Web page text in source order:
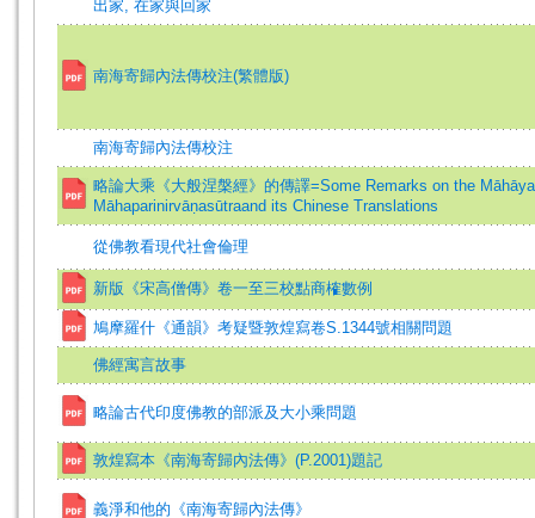
出家, 在家與回家
南海寄歸內法傳校注(繁體版)
南海寄歸內法傳校注
略論大乘《大般涅槃經》的傳譯=Some Remarks on the
Māhaparinirvāṇasūtraand its Chinese Translations
從佛教看現代社會倫理
新版《宋高僧傳》卷一至三校點商榷數例
鳩摩羅什《通韻》考疑暨敦煌寫卷S.1344號相關問題
佛經寓言故事
略論古代印度佛教的部派及大小乘問題
敦煌寫本《南海寄歸內法傳》(P.2001)題記
義淨和他的《南海寄歸內法傳》